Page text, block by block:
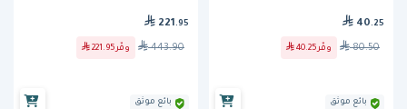
40 .25
80.50 وفّر 40.25
بائع موثق
221 .95
443.90 وفّر 221.95
بائع موثق